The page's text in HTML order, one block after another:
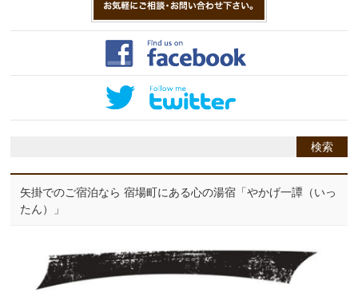
矢掛でのご宿泊なら 宿場町にある心の湯宿「やかげ一譚（いっ
たん）」